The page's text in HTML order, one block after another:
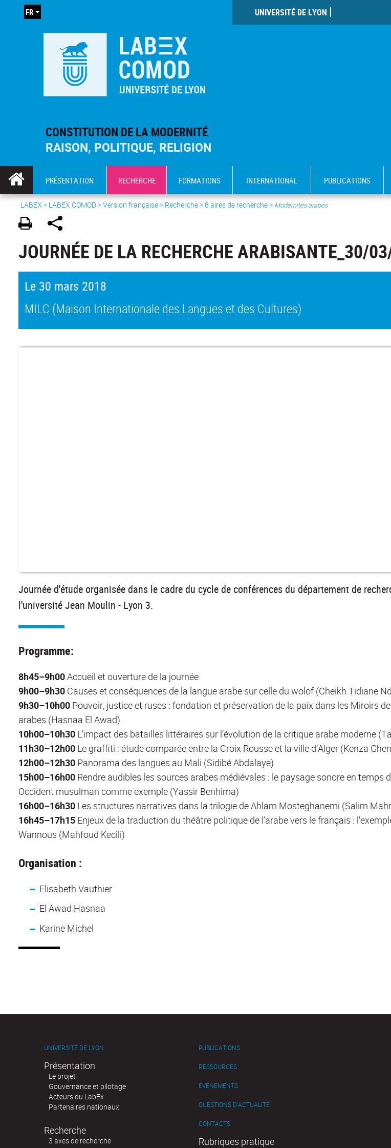
CONSTITUTION DE LA MODERNITÉ
RAISON, POLITIQUE, RELIGION
UNIVERSITÉ DE LYON
FR
PRÉSENTATION RECHERCHE FORMATIONS INTERNATIONAL PUBLICATIONS
LABEX > LABEX COMOD>Version française> Recherche >8 aires de recherche> Modernités arabes
JOURNÉE DE LA RECHERCHE ARABISANTE_30/
Le 30 mars 2018
MILC (Maison Internationale des Langues et des Cultures)
Journée d'étude organisée dans le cadre du cycle de conférences du département de
l'université Jean Moulin - Lyon 3.
Programme:
8h45–9h00Accueil et ouverture de la journée
9h00–9h30 Causes et conséquences de la langue arabe sur celle du wolof (Cheikh Tidiane
9h30–10h00 Pouvoir, justice et ruses : fondation et préservation de la paix dans les Miroirs
arabes (Hasnaa El Awad)
10h00–10h30 L’impact des batailles littéraires sur l’évolution de la critique arabe moderne
11h30–12h00 Le graffiti : étude comparée entre la Croix Rousse et la ville d’Alger (Kenza
12h00–12h30 Panorama des langues au Mali (Sidibé Abdalaye)
15h00–16h00 Rendre audibles les sources arabes médiévales : le paysage sonore en temps
Occident musulman comme exemple (Yassir Benhima)
16h00–16h30 Les structures narratives dans la trilogie de Ahlam Mosteghanemi (Salim
16h45–17h15 Enjeux de la traduction du théâtre politique de l’arabe vers le français :
Wannous (Mahfoud Kecili)
Organisation :
Elisabeth Vauthier
El Awad Hasnaa
Karine Michel
UNIVERSITÉ DE LYON
Présentation
Le projet
Gouvernance et pilotage
Acteurs du LabEx
Partenaires nationaux
Recherche
3 axes de recherche
PUBLICATIONS
RESSOURCES
ÉVÉNEMENTS
QUESTIONS D'ACTUALITÉ
CONTACTS
Rubriques pratique